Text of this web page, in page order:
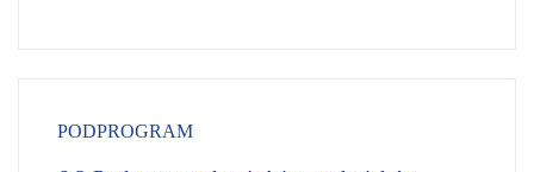
PODPROGRAM